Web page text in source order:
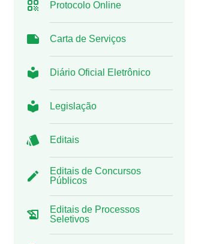
Protocolo Online
Carta de Serviços
Diário Oficial Eletrônico
Legislação
Editais
Editais de Concursos
Públicos
Editais de Processos
Seletivos